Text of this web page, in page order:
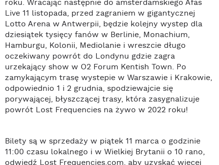
roku. Wracając następnie do amsterdamskiego Afas
Live 11 listopada, przed zagraniem w gigantycznej
Lotto Arena w Antwerpii, będzie kolejny wystep dla
dziesiątek tysięcy fanów w Berlinie, Monachium,
Hamburgu, Kolonii, Mediolanie i wreszcie długo
oczekiwany powrót do Londynu gdzie zagra
urzekający show w O2 Forum Kentish Town. Po
zamykającym trasę wystepie w Warszawie i Krakowie,
odpowiednio 1 i 2 grudnia, spodziewajcie się
porywającej, błyszczącej trasy, która zasygnalizuje
powrót Lost Frequencies na żywo w 2022 roku!
Bilety są w sprzedaży w piątek 11 marca o godzinie
11:00 czasu lokalnego i w Wielkiej Brytanii o 10 rano,